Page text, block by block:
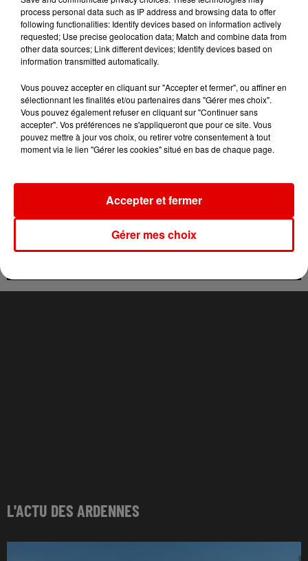
TITRES DIFFUSÉS
5h00
5h00 4h57
4h57
CKAY
4h55
4h55
L'ACTU DES ARDENNES
process personal data such as IP address and browsing data to offer
following functionalities: Identify devices based on information actively
requested; Use precise geolocation data; Match and combine data from
other data sources; Link different devices; Identify devices based on
information transmitted automatically.
Vous pouvez accepter en cliquant sur "Accepter et fermer", ou affiner en
sélectionnant les finalités et/ou partenaires dans "Gérer mes choix".
Vous pouvez également refuser en cliquant sur "Continuer sans
accepter". Vos préférences ne s'appliqueront que pour ce site. Vous
pouvez mettre à jour vos choix, ou retirer votre consentement à tout
moment via le lien "Gérer les cookies" situé en bas de chaque page.
Gérer mes choix
Accepter et fermer